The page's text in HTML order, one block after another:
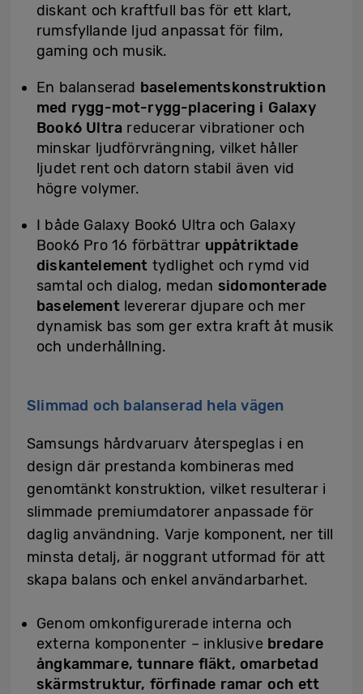
diskant och kraftfull bas för ett klart,
rumsfyllande ljud anpassat för film,
gaming och musik.
En balanserad baselementskonstruktion
med rygg-mot-rygg-placering i Galaxy
Book6 Ultra reducerar vibrationer och
minskar ljudförvrängning, vilket håller
ljudet rent och datorn stabil även vid
högre volymer.
I både Galaxy Book6 Ultra och Galaxy
Book6 Pro 16 förbättrar uppåtriktade
diskantelement tydlighet och rymd vid
samtal och dialog, medan sidomonterade
baselementlevererar djupare och mer
dynamisk bas som ger extra kraft åt musik
och underhållning.
Slimmad och balanserad hela vägen
Samsungs hårdvaruarv återspeglas i en
design där prestanda kombineras med
genomtänkt konstruktion, vilket resulterar i
slimmade premiumdatorer anpassade för
daglig användning. Varje komponent, ner till
minsta detalj, är noggrant utformad för att
skapa balans och enkel användarbarhet.
Genom omkonfigurerade interna och
externa komponenter – inklusive bredare
ångkammare, tunnare fläkt, omarbetad
skärmstruktur, förfinade ramar och ett